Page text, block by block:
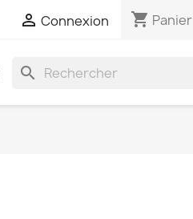
 Connexion shopping_cart Panier
search